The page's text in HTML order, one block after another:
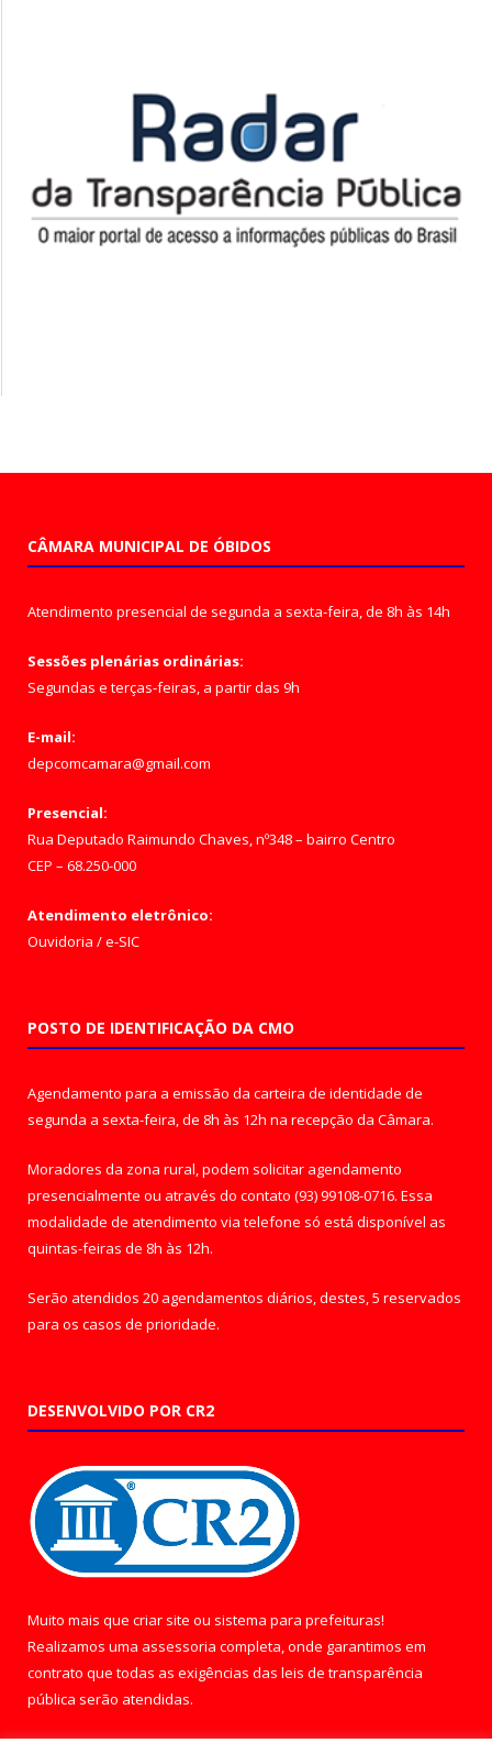
CÂMARA MUNICIPAL DE ÓBIDOS
Atendimento presencial de segunda a sexta-feira, de 8h às 14h
Sessões plenárias ordinárias:
Segundas e terças-feiras, a partir das 9h
E-mail:
depcomcamara@gmail.com
Presencial:
Rua Deputado Raimundo Chaves, nº348 – bairro Centro
CEP – 68.250-000
Atendimento eletrônico:
Ouvidoria /e-SIC
POSTO DE IDENTIFICAÇÃO DA CMO
Agendamento para a emissão da carteira de identidade de
segunda a sexta-feira, de 8h às 12h na recepção da Câmara.
Moradores da zona rural, podem solicitar agendamento
presencialmente ou através do contato (93) 99108-0716. Essa
modalidade de atendimento via telefone só está disponível as
quintas-feiras de 8h às 12h.
Serão atendidos 20 agendamentos diários, destes, 5 reservados
para os casos de prioridade.
DESENVOLVIDO POR CR2
Muito mais que criar site ou sistema para prefeituras!
Realizamos uma assessoria completa, onde garantimos em
contrato que todas as exigências das leis de transparência
pública serão atendidas.